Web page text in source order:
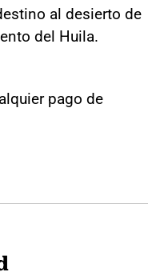
al desierto de
del Huila.
pago de